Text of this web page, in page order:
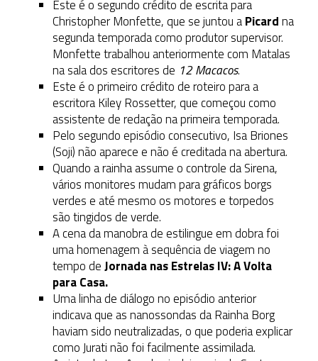
Este é o segundo crédito de escrita para
Christopher Monfette, que se juntou aPicardna
segunda temporada como produtor supervisor.
Monfette trabalhou anteriormente com Matalas
na sala dos escritores de 12 Macacos.
Este é o primeiro crédito de roteiro para a
escritora Kiley Rossetter, que começou como
assistente de redação na primeira temporada.
Pelo segundo episódio consecutivo, Isa Briones
(Soji) não aparece e não é creditada na abertura.
Quando a rainha assume o controle da Sirena,
vários monitores mudam para gráficos borgs
verdes e até mesmo os motores e torpedos
são tingidos de verde.
A cena da manobra de estilingue em dobra foi
uma homenagem à sequência de viagem no
tempo deJornada nas Estrelas IV: A Volta
para Casa.
Uma linha de diálogo no episódio anterior
indicava que as nanossondas da Rainha Borg
haviam sido neutralizadas, o que poderia explicar
como Jurati não foi facilmente assimilada.